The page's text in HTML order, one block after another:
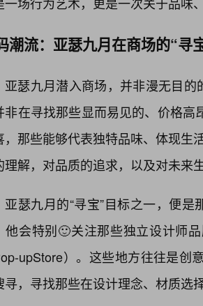
潮流：亚瑟九月在商场的“寻
亚瑟九月潜入商场，并非漫无目的
非在寻找那些显而易见的、价格
，那些能够代表独特品味、体现生
理解，对品质的追求，以及对未来
亚瑟九月的“寻宝”目标之一，便
他会特别🙂关注那些独立设计师
upStore）。这些地方往往是
寻，寻找那些在设计理念、材质选